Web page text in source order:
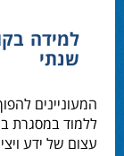
למידה
שנתי
המעוניינים
ללמוד במסגרת
עצום של ידע